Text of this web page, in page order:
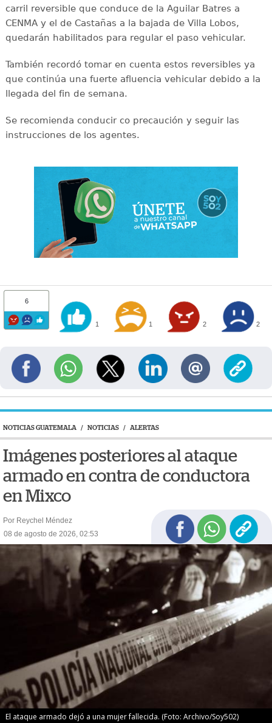
carril reversible que conduce de la Aguilar Batres a
CENMA y el de Castañas a la bajada de Villa Lobos,
quedarán habilitados para regular el paso vehicular.
También recordó tomar en cuenta estos reversibles ya
que continúa una fuerte afluencia vehicular debido a la
llegada del fin de semana.
Se recomienda conducir co precaución y seguir las
instrucciones de los agentes.
6
1 1 2 2
NOTICIAS GUATEMALA / NOTICIAS / ALERTAS
Imágenes posteriores al ataque
armado en contra de conductora
en Mixco
Por Reychel Méndez
08 de agosto de 2026, 02:53
El ataque armado dejó a una mujer fallecida. (Foto: Archivo/Soy502)